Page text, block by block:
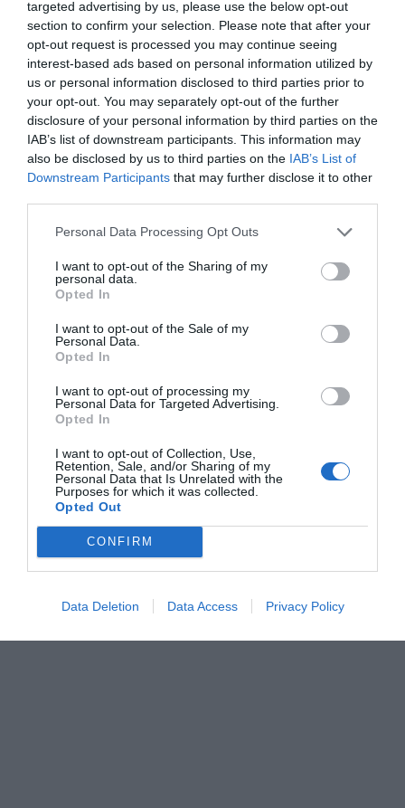
targeted advertising by us, please use the below opt-out
section to confirm your selection. Please note that after your
opt-out request is processed you may continue seeing
interest-based ads based on personal information utilized by
us or personal information disclosed to third parties prior to
your opt-out. You may separately opt-out of the further
disclosure of your personal information by third parties on the
IAB’s list of downstream participants. This information may
also be disclosed by us to third parties on the IAB’s List of
Downstream Participants that may further disclose it to other
Personal Data Processing Opt Outs
I want to opt-out of the Sharing of my
personal data.
Opted In
I want to opt-out of the Sale of my
Personal Data.
Opted In
I want to opt-out of processing my
Personal Data for Targeted Advertising.
Opted In
I want to opt-out of Collection, Use,
Retention, Sale, and/or Sharing of my
Personal Data that Is Unrelated with the
Purposes for which it was collected.
Opted Out
CONFIRM
Data Deletion Data Access Privacy Policy
originado este miércoles cuando, en un cacheo
rutinario en el Módulo 6, uno de los internos ha
comenzado a propinar golpes, puñetazos y patadas a
los funcionarios que estaban a cargo del servicio en
ese momento. Una situación que ha obligado al
personal a tener que pedir refuerzos para poder
reducirle y, cuya rápida intervención, ha permitido
reducir la gravedad de los hechos.
A consecuencia del forcejeo, uno de los tres
funcionarios ha sufrido cortes profundos en la frente y
un pómulo mientras que los otros dos presentaban
heridas y rasguños en el cuello y en el pecho. Los tres
han sido trasladados a la enfermería del centro para